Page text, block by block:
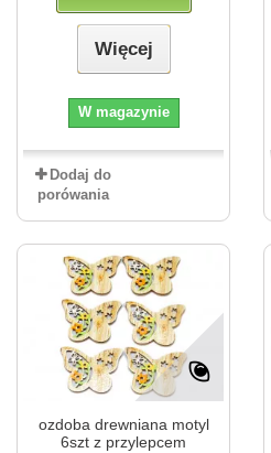
Więcej
W magazynie
Dodaj do
porówania
ozdoba drewniana motyl
6szt z przylepcem